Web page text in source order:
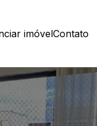
imóvelContato